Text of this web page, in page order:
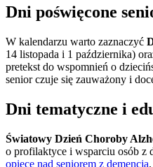
Dni poświęcone
W kalendarzu warto zaznaczyć
14 listopada i 1 października)
pretekst do wspomnień o
senior czuje się zauważony i
Dni tematyczne i
Światowy Dzień Choroby
o profilaktyce i wsparciu osób
opiece nad seniorem z demencją